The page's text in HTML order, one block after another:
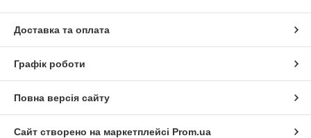
Доставка та оплата
Графік роботи
Повна версія сайту
Сайт створено на маркетплейсі Prom.ua